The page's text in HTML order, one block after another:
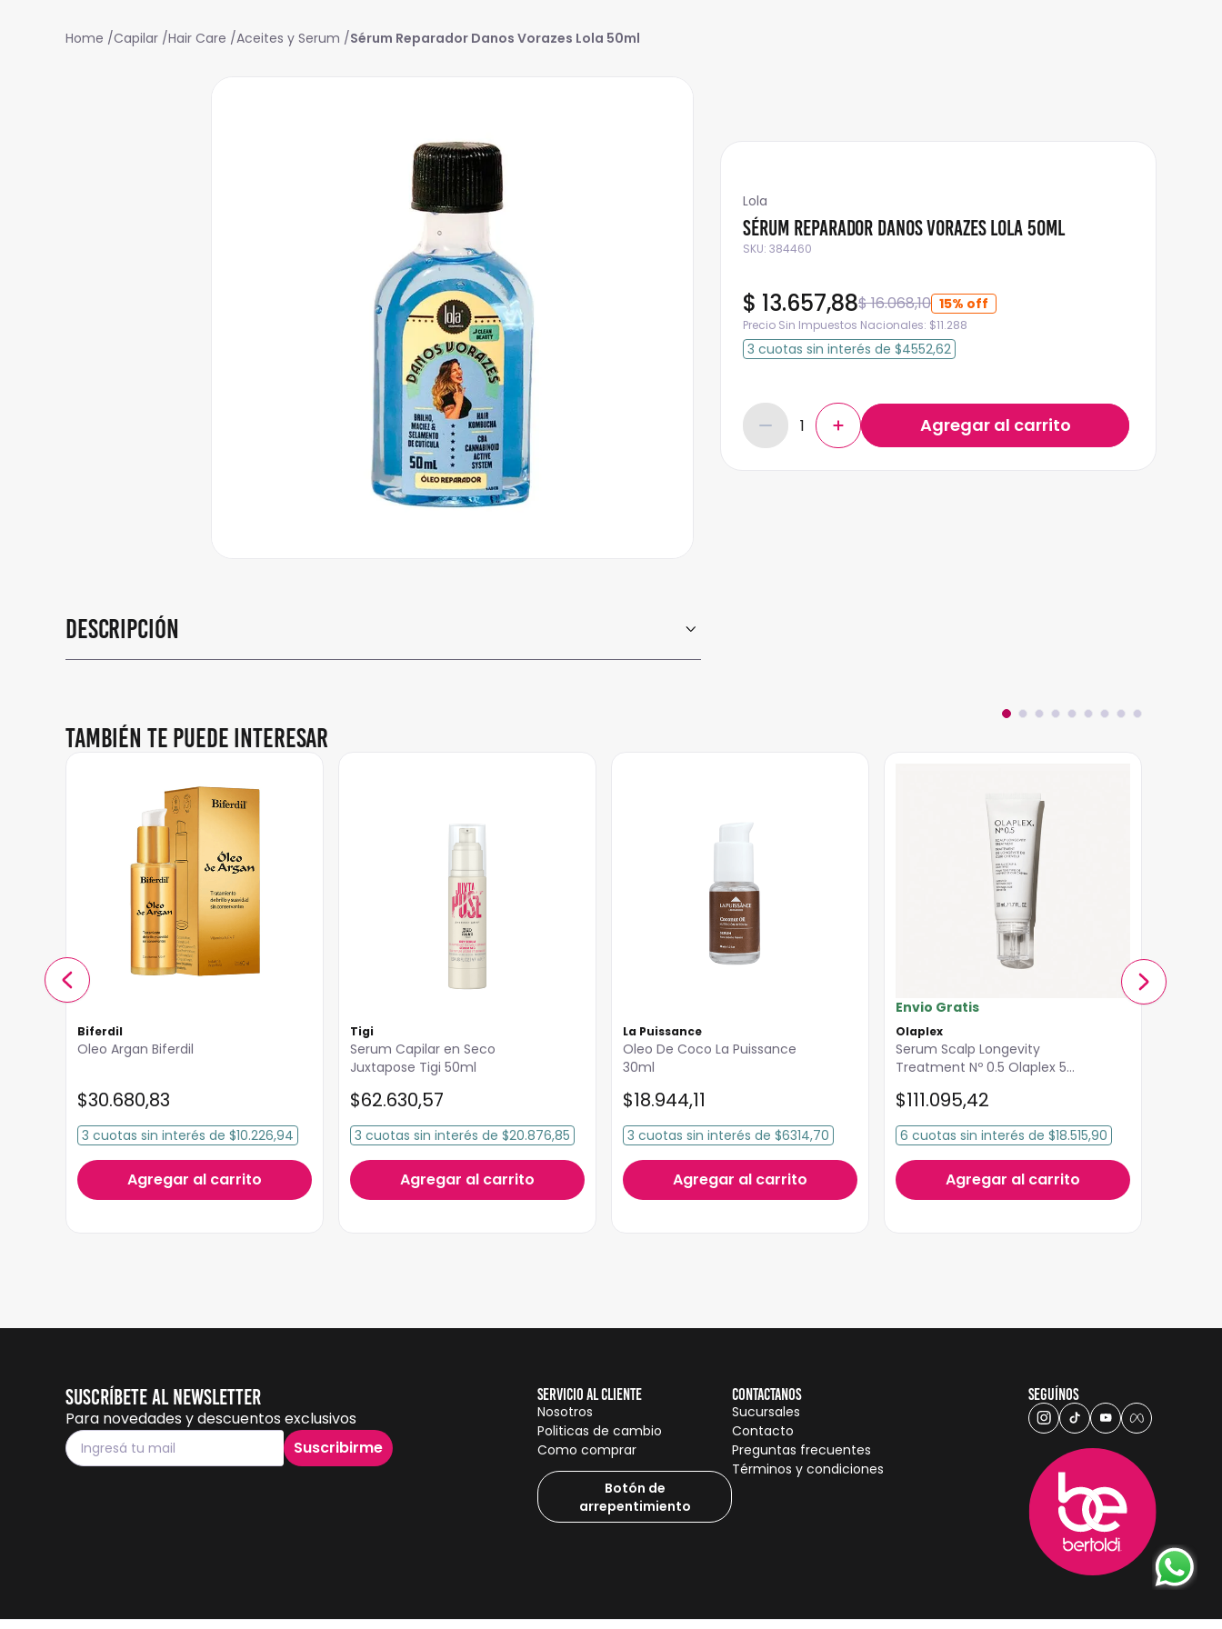
Capilar Hair Care Aceites y Serum Sérum Reparador Danos Vorazes Lola 50ml
Descripción
Lola
Sérum Reparador Danos Vorazes Lola 50ml
SKU: 384460
$16.068,10
$ 13.657,88 15%
Precio Sin Impuestos Nacionales: $11.288
3 cuotas sin interés de $4552,62
También te puede interesar
Biferdil
Oleo Argan Biferdil
$30.680,83
3 cuotas sin interés de $10.226,94
Agregar al carrito
Tigi
Serum Capilar en Seco
Juxtapose Tigi 50ml
$62.630,57
3 cuotas sin interés de $20.876,85
Agregar al carrito
La Puissance
Oleo De Coco La Puissance
30ml
$18.944,11
3 cuotas sin interés de $6314,70
Agregar al carrito
Envio Gratis
Olaplex
Serum Scalp Longevity
Treatment Nº 0.5 Olaplex 50
$111.095,42
6 cuotas sin interés de $18.515,90
Agregar al carrito
Suscríbete al Newsletter
Para novedades y descuentos exclusivos
Suscribirme
Servicio al cliente
Nosotros
Politicas de cambio
Como comprar
Botón de
arrepentimiento
Contactanos
Sucursales
Contacto
Preguntas frecuentes
Términos y condiciones
Seguínos